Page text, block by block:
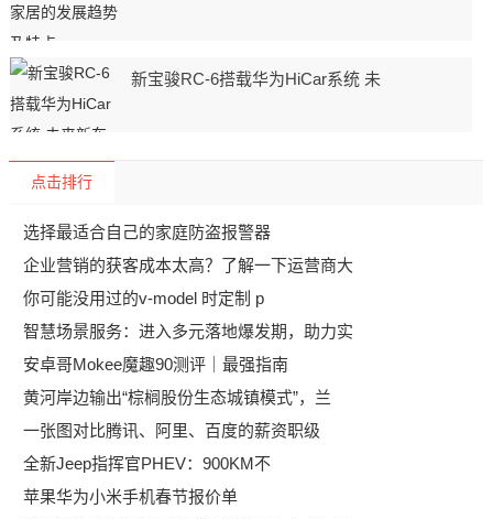
新宝骏RC-6搭载华为HiCar系统 未
点击排行
选择最适合自己的家庭防盗报警器
企业营销的获客成本太高？了解一下运营商大
你可能没用过的v-model 时定制 p
智慧场景服务：进入多元落地爆发期，助力实
安卓哥Mokee魔趣90测评｜最强指南
黄河岸边输出“棕榈股份生态城镇模式”，兰
一张图对比腾讯、阿里、百度的薪资职级
全新Jeep指挥官PHEV：900KM不
苹果华为小米手机春节报价单